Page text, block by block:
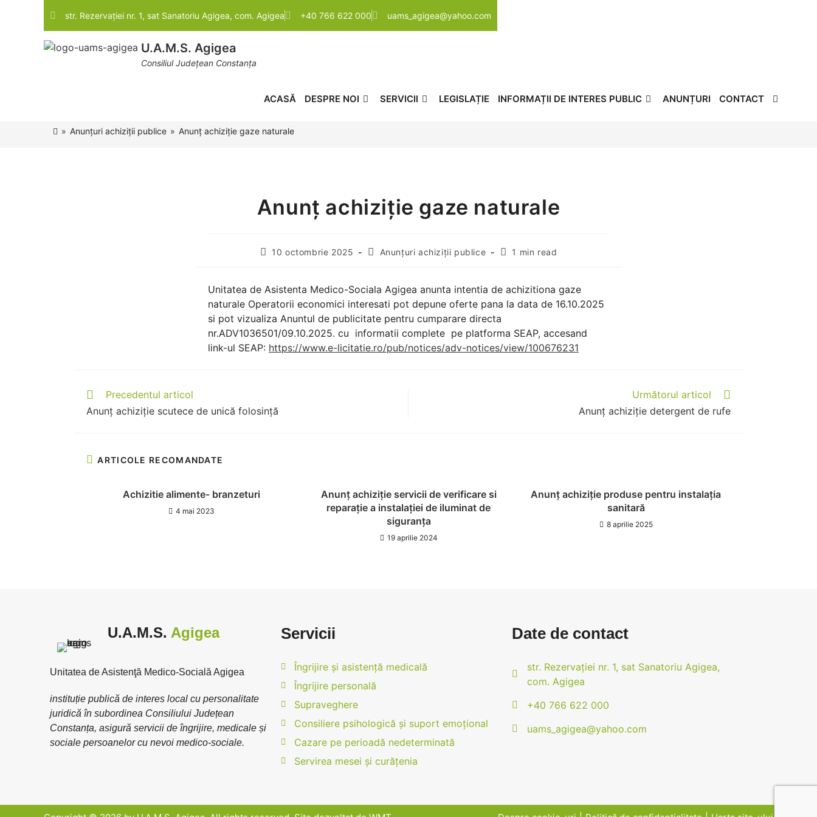
str. Rezervației nr. 1, sat Sanatoriu Agigea, com. Agigea +40 766 622 000 uams_agigea@yahoo.com
U.A.M.S. Agigea
Consiliul Județean Constanța
ACASĂ DESPRE NOI SERVICII LEGISLAȚIE INFORMAȚII DE INTERES PUBLIC ANUNȚURI CONTACT
» Anunțuri achiziții publice » Anunț achiziție gaze naturale
Anunț achiziție gaze naturale
10 octombrie 2025 Anunțuri achiziții publice 1 min read
Unitatea de Asistenta Medico-Sociala Agigea anunta intentia de achizitiona gaze
naturale Operatorii economici interesati pot depune oferte pana la data de 16.10.2025
si pot vizualiza Anuntul de publicitate pentru cumparare directa
nr.ADV1036501/09.10.2025. cu informatii complete pe platforma SEAP, accesand
link-ul SEAP: https://www.e-licitatie.ro/pub/notices/adv-notices/view/100676231
Precedentul articol
Anunț achiziție scutece de unică folosință
Următorul articol
Anunț achiziție detergent de rufe
ARTICOLE RECOMANDATE
Achizitie alimente- branzeturi
4 mai 2023
Anunț achiziție servicii de verificare si
reparație a instalației de iluminat de
siguranța
19 aprilie 2024
Anunț achiziție produse pentru instalația
sanitară
8 aprilie 2025
U.A.M.S. Agigea
Unitatea de Asistenţă Medico-Socială Agigea
instituție publică de interes local cu personalitate
juridică în subordinea Consiliului Județean
Constanța, asigură servicii de îngrijire, medicale și
sociale persoanelor cu nevoi medico-sociale.
Servicii
Îngrijire și asistență medicală
Îngrijire personală
Supraveghere
Consiliere psihologică și suport emoțional
Cazare pe perioadă nedeterminată
Servirea mesei și curățenia
Date de contact
str. Rezervației nr. 1, sat Sanatoriu Agigea,
com. Agigea
+40 766 622 000
uams_agigea@yahoo.com